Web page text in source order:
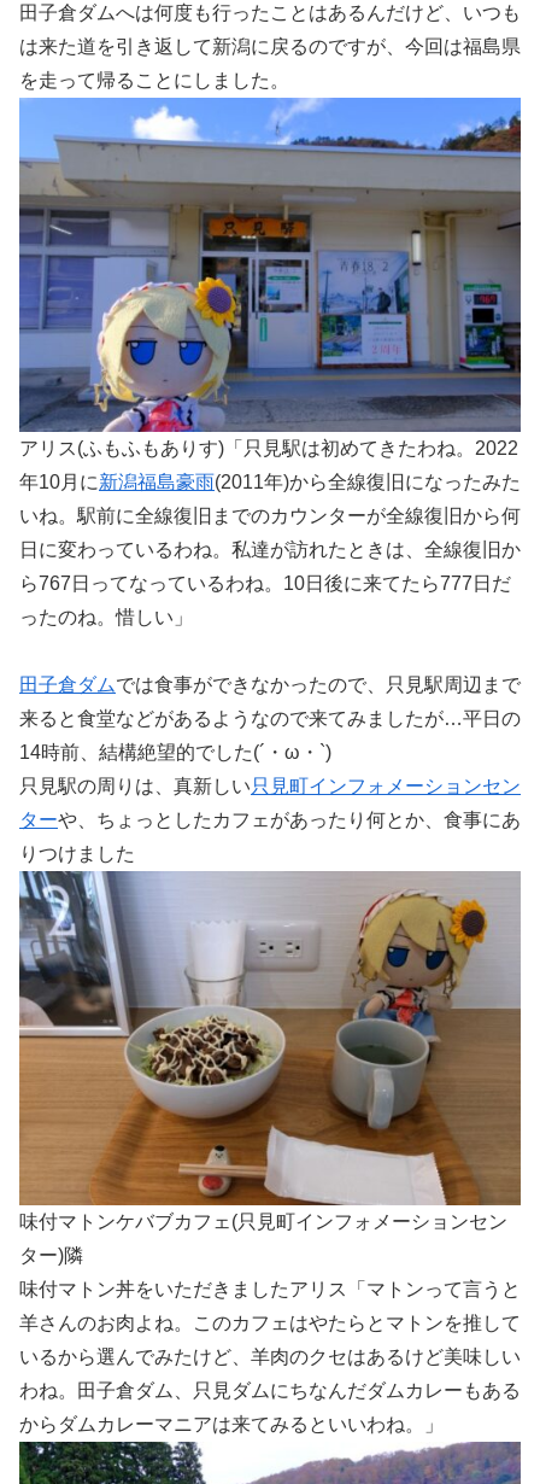
田子倉ダムへは何度も行ったことはあるんだけど、いつも
は来た道を引き返して新潟に戻るのですが、今回は福島県
を走って帰ることにしました。
アリス(ふもふもありす)「只見駅は初めてきたわね。2022
年10月に新潟福島豪雨(2011年)から全線復旧になったみた
いね。駅前に全線復旧までのカウンターが全線復旧から何
日に変わっているわね。私達が訪れたときは、全線復旧か
ら767日ってなっているわね。10日後に来てたら777日だ
ったのね。惜しい」
田子倉ダムでは食事ができなかったので、只見駅周辺まで
来ると食堂などがあるようなので来てみましたが…平日の
14時前、結構絶望的でした(´・ω・`)
只見駅の周りは、真新しい 只見町インフォメーションセン
ターや、ちょっとしたカフェがあったり何とか、食事にあ
りつけました
味付マトンケバブカフェ(只見町インフォメーションセン
ター)隣
味付マトン丼をいただきましたアリス「マトンって言うと
羊さんのお肉よね。このカフェはやたらとマトンを推して
いるから選んでみたけど、羊肉のクセはあるけど美味しい
わね。田子倉ダム、只見ダムにちなんだダムカレーもある
からダムカレーマニアは来てみるといいわね。」